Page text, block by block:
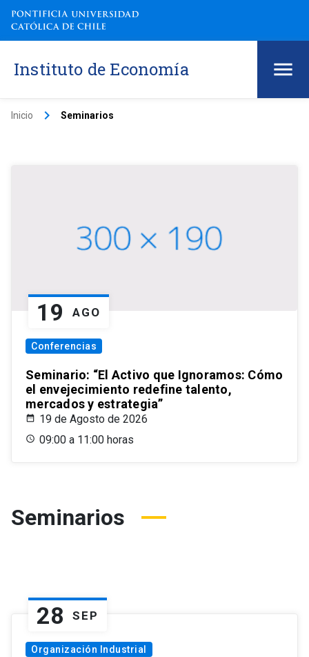
Instituto de Economía
Inicio keyboard_arrow_right Seminarios
19 AGO
Conferencias
Seminario: “El Activo que Ignoramos: Cómo
el envejecimiento redefine talento,
mercados y estrategia”
19 de Agosto de 2026
09:00 a 11:00 horas
Seminarios
28 SEP
Organización Industrial